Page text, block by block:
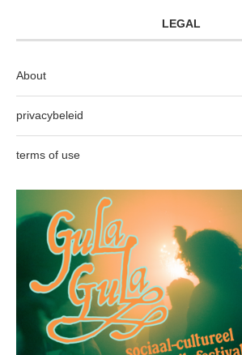
LEGAL
About
privacybeleid
terms of use